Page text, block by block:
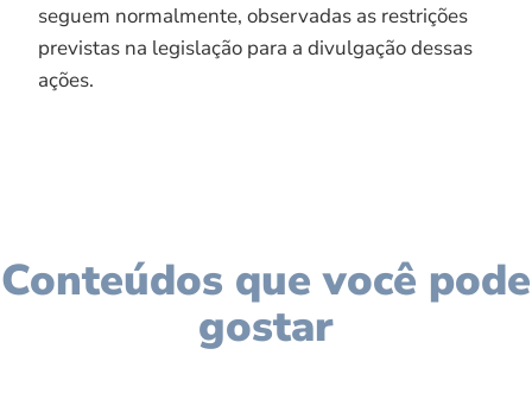
seguem normalmente, observadas as restrições
previstas na legislação para a divulgação dessas
ações.
Conteúdos que você pode
gostar